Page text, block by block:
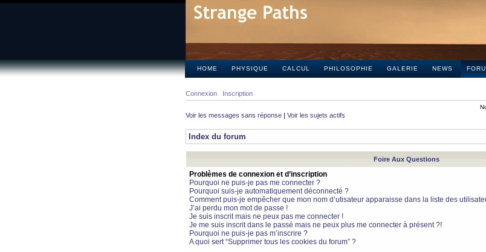
HOME PHYSIQUE CALCUL PHILOSOPHIE GALERIE NEWS
Connexion Inscription
Voir les messages sans réponse | Voir les sujets actifs
Index du forum
Foire Aux Questions
Problèmes de connexion et d’inscription
Pourquoi ne puis-je pas me connecter ?
Pourquoi suis-je automatiquement déconnecté ?
Comment puis-je empêcher que mon nom d’utisateur apparaisse dans la liste des
J’ai perdu mon mot de passe !
Je suis inscrit mais ne peux pas me connecter !
Je me suis inscrit dans le passé mais ne peux plus me connecter à présent ?!
Pourquoi ne puis-je pas m’inscrire ?
A quoi sert “Supprimer tous les cookies du forum” ?